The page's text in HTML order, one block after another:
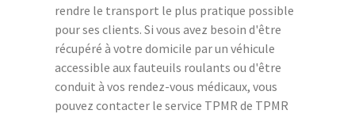
rendre le transport le plus pratique possible
pour ses clients. Si vous avez besoin d'être
récupéré à votre domicile par un véhicule
accessible aux fauteuils roulants ou d'être
conduit à vos rendez-vous médicaux, vous
pouvez contacter le service TPMR de TPMR